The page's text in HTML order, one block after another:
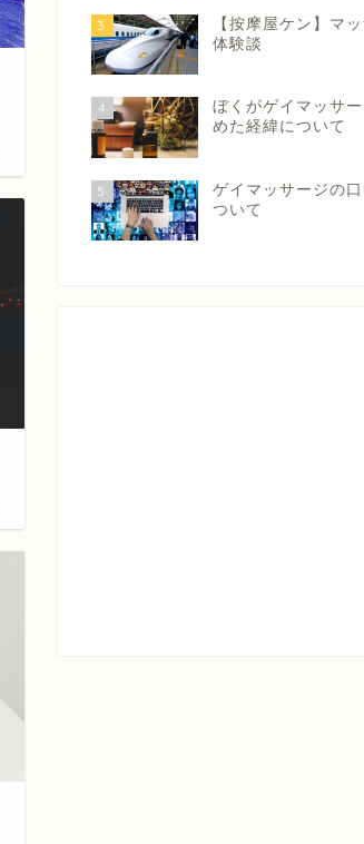
3
【按摩屋ケン】マ
体験談
4
ぼくがゲイマッサ
めた経緯について
5
ゲイマッサージの口
ついて